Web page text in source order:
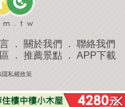
． 關於我們 ． 聯絡我們
． 推薦景點． APP下載
私權政策